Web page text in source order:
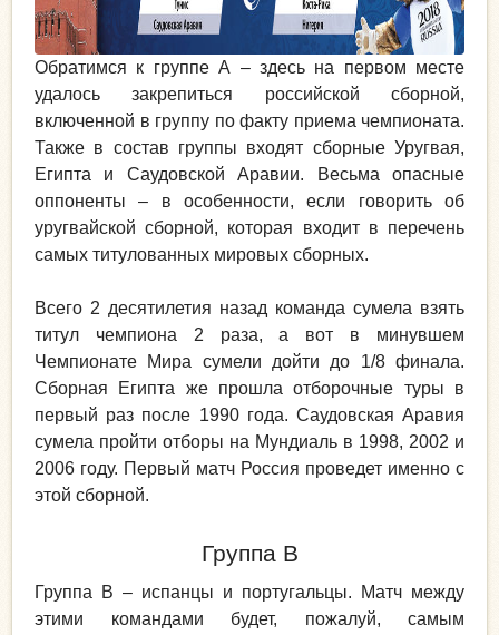
Обратимся к группе А – здесь на первом месте
удалось закрепиться российской сборной,
включенной в группу по факту приема чемпионата.
Также в состав группы входят сборные Уругвая,
Египта и Саудовской Аравии. Весьма опасные
оппоненты – в особенности, если говорить об
уругвайской сборной, которая входит в перечень
самых титулованных мировых сборных.
Всего 2 десятилетия назад команда сумела взять
титул чемпиона 2 раза, а вот в минувшем
Чемпионате Мира сумели дойти до 1/8 финала.
Сборная Египта же прошла отборочные туры в
первый раз после 1990 года. Саудовская Аравия
сумела пройти отборы на Мундиаль в 1998, 2002 и
2006 году. Первый матч Россия проведет именно с
этой сборной.
Группа В
Группа В – испанцы и португальцы. Матч между
этими командами будет, пожалуй, самым